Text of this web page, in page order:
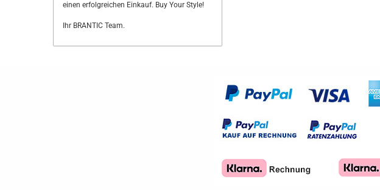
einen erfolgreichen Einkauf. Buy Your Style!
Ihr BRANTIC Team.